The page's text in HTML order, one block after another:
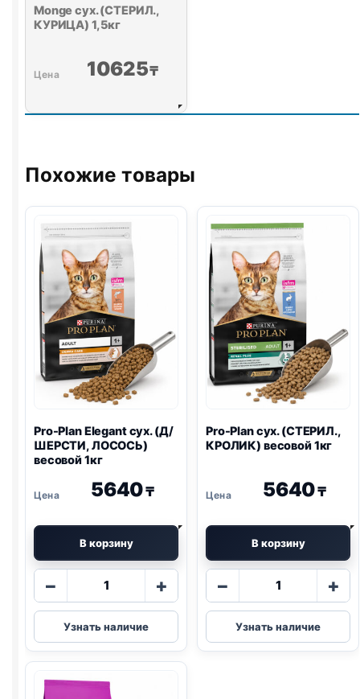
Monge сух. (СТЕРИЛ.,
КУРИЦА) 1,5кг
10625₸
Похожие товары
Pro-PlanElegant сух. (Д/
ШЕРСТИ, ЛОСОСЬ)
весовой 1кг
5640₸
В корзину
−
Количество
Pro-
Plan
Elegant
(Д/
+
Узнать наличие
Pro-Planсух. (СТЕРИЛ.,
КРОЛИК) весовой 1кг
5640₸
В корзину
−
Количество
Pro-
Plan
сух.
+
Узнать наличие